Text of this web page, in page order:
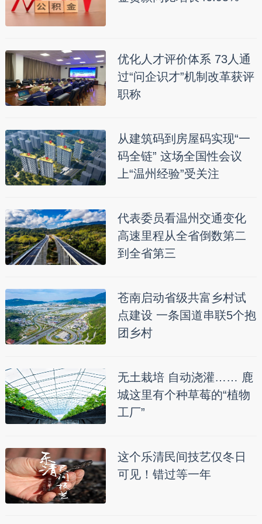
优化人才评价体系 73人通
过“问企识才”机制改革获评
职称
从建筑码到房屋码实现“一
码全链” 这场全国性会议
上“温州经验”受关注
代表委员看温州交通变化
高速里程从全省倒数第二
到全省第三
苍南启动省级共富乡村试
点建设 一条国道串联5个抱
团乡村
无土栽培 自动浇灌…… 鹿
城这里有个种草莓的“植物
工厂”
这个乐清民间技艺仅冬日
可见！错过等一年